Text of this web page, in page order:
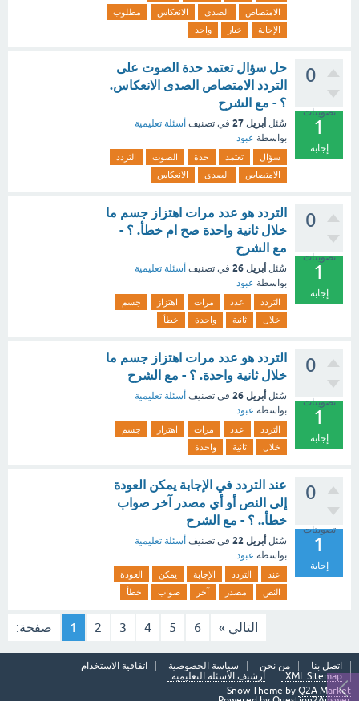
الامتصاص
الصدى الانعكاس
مطلوب
الإجابة
خيار واحد
0
تصويتات
1
إجابة
حل سؤال تعتمد حدة الصوت على
التردد الامتصاص الصدى الانعكاس.
؟ - مع الشرح
سُئل أبريل 27 في تصنيف أسئلة تعليمية
بواسطة عبود
سؤال تعتمد حدة الصوت
التردد
الامتصاص
الصدى الانعكاس
0
تصويتات
1
إجابة
التردد هو عدد مرات اهتزاز جسم ما
خلال ثانية واحدة صح ام خطأ. ؟ -
مع الشرح
سُئل أبريل 26 في تصنيف أسئلة تعليمية
بواسطة عبود
التردد عدد مرات اهتزاز
جسم
خلال
ثانية واحدة خطأ
0
تصويتات
1
إجابة
التردد هو عدد مرات اهتزاز جسم ما
خلال ثانية واحدة. ؟ - مع الشرح
سُئل أبريل 26 في تصنيف أسئلة تعليمية
بواسطة عبود
التردد عدد مرات اهتزاز
جسم
خلال
ثانية واحدة
0
تصويتات
1
إجابة
عند التردد في الإجابة يمكن العودة
إلى النص أو أي مصدر آخر صواب
خطأ.. ؟ - مع الشرح
سُئل أبريل 22 في تصنيف أسئلة تعليمية
بواسطة عبود
عند التردد الإجابة يمكن
العودة
النص
مصدر آخر صواب خطأ
صفحة: 1 2 3 4 5 6 التالي »
اتصل بنا من نحن سياسة الخصوصية
اتفاقية الاستخدام
XML Sitemap
أرشيف الأسئلة التعليمية
Snow Theme by Q2A Market